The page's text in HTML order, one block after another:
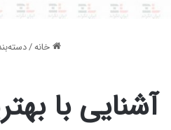
خانه/
آشنایی با